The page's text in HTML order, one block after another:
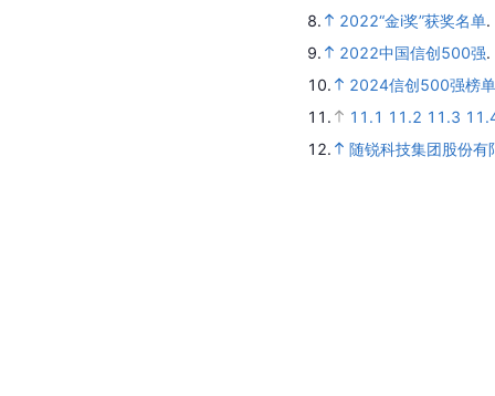
8.
2022“金i奖”获奖名单.
9.
2022中国信创500强.
10.
2024信创500强榜
11.
11.1 11.2 11.3
12.
随锐科技集团股份有